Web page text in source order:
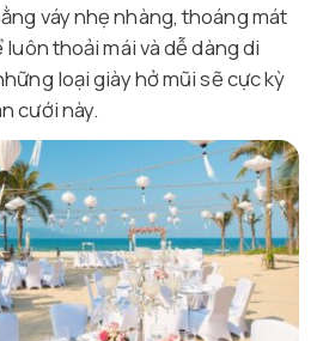
váy nhẹ nhàng, thoáng mát
thoải mái và dễ dàng di
loại giày hở mũi sẽ cực kỳ
cưới này.